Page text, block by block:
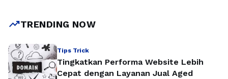
trending_upTRENDING NOW
Tips Trick
Tingkatkan Performa Website Lebih
Cepat dengan Layanan Jual Aged